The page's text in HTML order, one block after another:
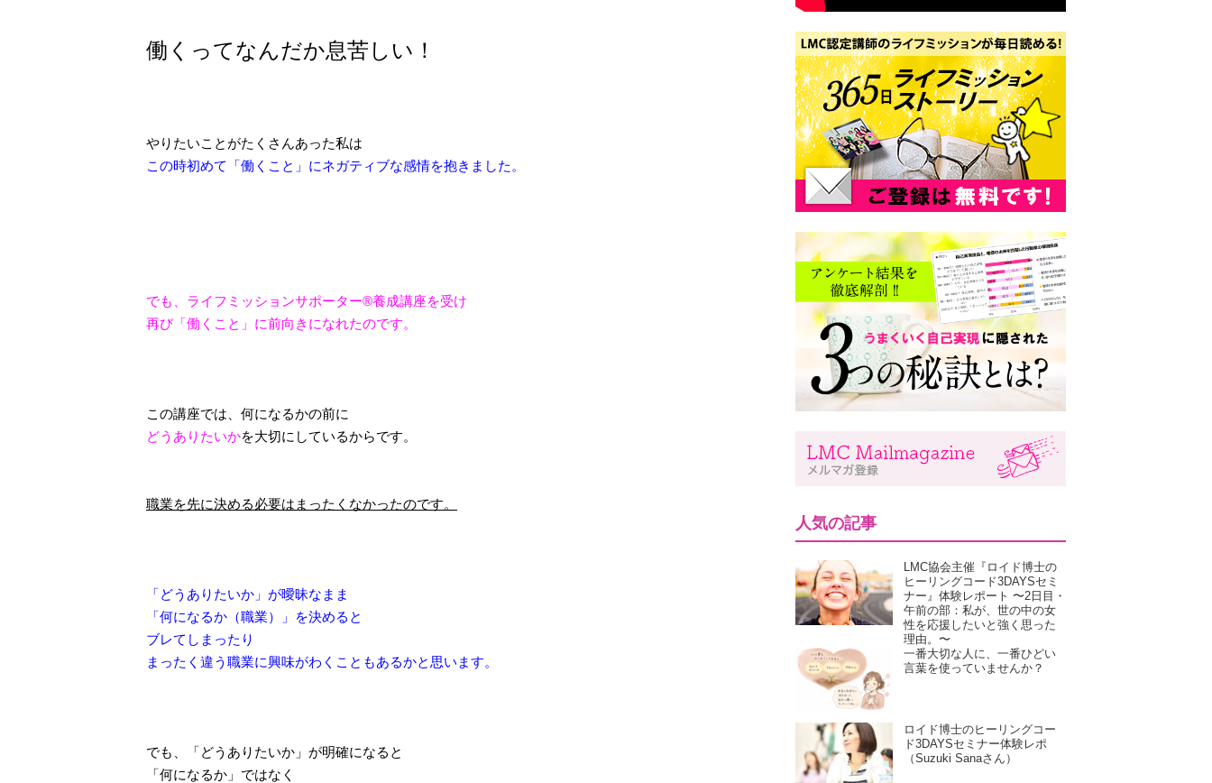
働くってなんだか息苦しい！
やりたいことがたくさんあった私は
この時初めて「働くこと」にネガティブな感情を抱きました。
でも、ライフミッションサポーター®養成講座を受け
再び「働くこと」に前向きになれたのです。
この講座では、何になるかの前に
どうありたいかを大切にしているからです。
職業を先に決める必要はまったくなかったのです。
「どうありたいか」が曖昧なまま
「何になるか（職業）」を決めると
ブレてしまったり
まったく違う職業に興味がわくこともあるかと思います。
でも、「どうありたいか」が明確になると
「何になるか」ではなく
人気の記事
LMC協会主催『ロイド博士の
ヒーリングコード3DAYSセミ
ナー』体験レポート 〜2日目・
午前の部：私が、世の中の女
性を応援したいと強く思った
理由。〜
一番大切な人に、一番ひどい
言葉を使っていませんか？
ロイド博士のヒーリングコー
ド3DAYSセミナー体験レポ
（Suzuki Sanaさん）